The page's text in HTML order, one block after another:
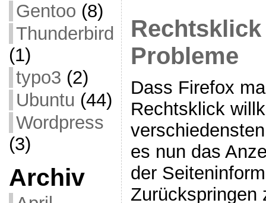
Gentoo (8)
Thunderbird
(1)
typo3 (2)
Ubuntu (44)
Wordpress
(3)
Archiv
Probleme
Dass Firefox
Rechtsklick
es nun das
der
Zurückspringen